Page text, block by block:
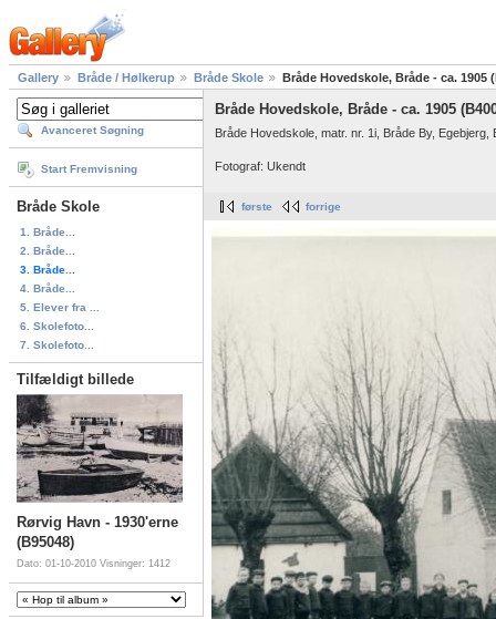
Gallery Bråde / Hølkerup Bråde Skole Bråde Hovedskole, Bråde - ca. 1905
Avanceret Søgning
Start Fremvisning
Bråde Skole
1. Bråde...
2. Bråde...
3. Bråde...
4. Bråde...
5. Elever fra ...
6. Skolefoto...
7. Skolefoto...
Tilfældigt billede
Rørvig Havn - 1930'erne
(B95048)
Dato: 01-10-2010 Visninger: 1412
Bråde Hovedskole, Bråde - ca. 1905
Bråde Hovedskole, matr. nr. 1i, Bråde By,
Fotograf: Ukendt
første forrige